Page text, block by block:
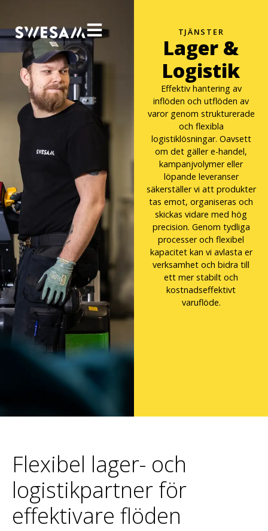
TJÄNSTER
Lager &
Logistik
Effektiv hantering av
inflöden och utflöden av
varor genom strukturerade
och flexibla
logistiklösningar. Oavsett
om det gäller e-handel,
kampanjvolymer eller
löpande leveranser
säkerställer vi att produkter
tas emot, organiseras och
skickas vidare med hög
precision. Genom tydliga
processer och flexibel
kapacitet kan vi avlasta er
verksamhet och bidra till
ett mer stabilt och
kostnadseffektivt
varuflöde.
Flexibel lager- och
logistikpartner för
effektivare flöden